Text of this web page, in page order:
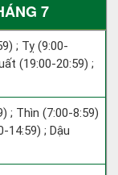
7
; Tỵ (9:00-
(19:00-20:59) ;
; Thìn (7:00-8:59)
14:59) ; Dậu